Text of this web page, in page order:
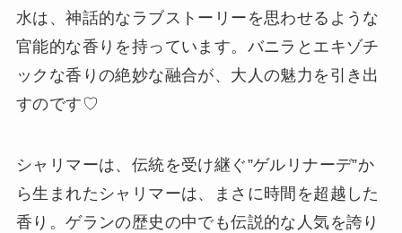
水は、神話的なラブストーリーを思わせるような
官能的な香りを持っています。バニラとエキゾチ
ックな香りの絶妙な融合が、大人の魅力を引き出
すのです♡
シャリマーは、伝統を受け継ぐ”ゲルリナーデ”か
ら生まれたシャリマーは、まさに時間を超越した
香り。ゲランの歴史の中でも伝説的な人気を誇り